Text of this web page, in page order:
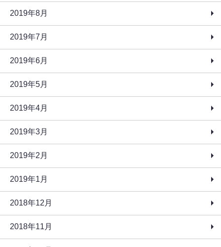
2019年8月
2019年7月
2019年6月
2019年5月
2019年4月
2019年3月
2019年2月
2019年1月
2018年12月
2018年11月